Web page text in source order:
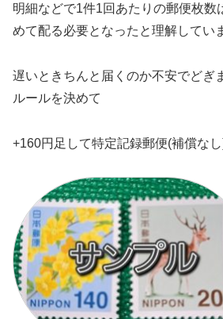
明細などで1件1回あたりの郵便枚数
めて配る必要となったと理解してい
遅いときちんと届くのか不安でどぎ
ルールを決めて
+160円足して特定記録郵便(補償なし